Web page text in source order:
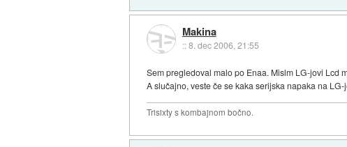
Makina
::8. dec 2006, 21:55
Sem pregledoval malo po Enaa. Mislm LG-jovi Lcd
A slučajno, veste če se kaka serijska napaka na
Trisixty s kombajnom bočno.